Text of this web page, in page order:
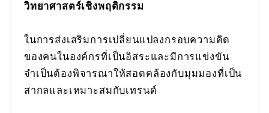
วิทยาศาสตร์เชิงพฤติกรรม
ในการส่งเสริมการเปลี่ยนแปลงกรอบความคิด
ของคนในองค์กรที่เป็นอิสระและมีการแข่งขัน
จำเป็นต้องพิจารณาให้สอดคล้องกับมุมมองที่เป็น
สากลและเหมาะสมกับเทรนด์